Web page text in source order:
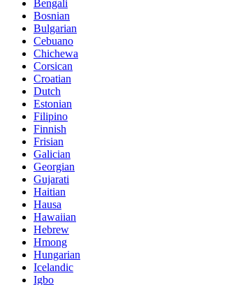
Bengali
Bosnian
Bulgarian
Cebuano
Chichewa
Corsican
Croatian
Dutch
Estonian
Filipino
Finnish
Frisian
Galician
Georgian
Gujarati
Haitian
Hausa
Hawaiian
Hebrew
Hmong
Hungarian
Icelandic
Igbo